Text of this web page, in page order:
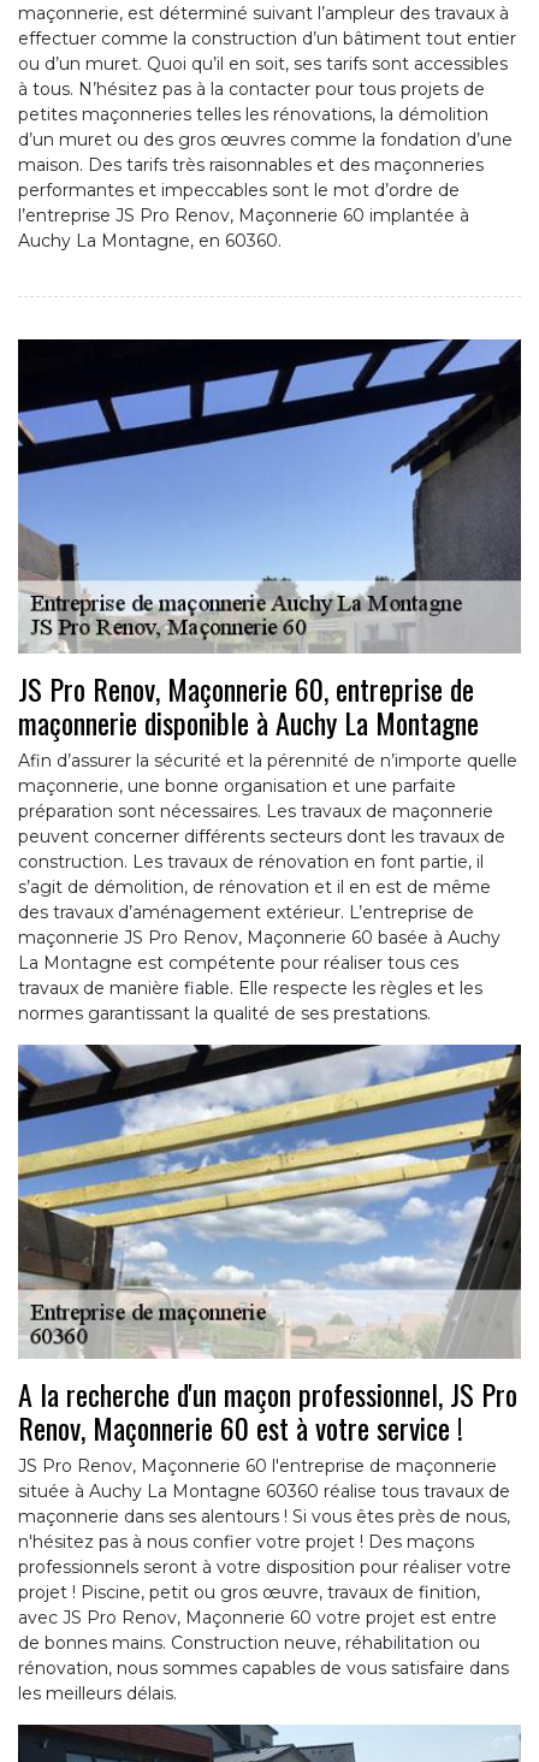
maçonnerie, est déterminé suivant l’ampleur des travaux à
effectuer comme la construction d’un bâtiment tout entier
ou d’un muret. Quoi qu’il en soit, ses tarifs sont accessibles
à tous. N’hésitez pas à la contacter pour tous projets de
petites maçonneries telles les rénovations, la démolition
d’un muret ou des gros œuvres comme la fondation d’une
maison. Des tarifs très raisonnables et des maçonneries
performantes et impeccables sont le mot d’ordre de
l’entreprise JS Pro Renov, Maçonnerie 60 implantée à
Auchy La Montagne, en 60360.
JS Pro Renov, Maçonnerie 60, entreprise de
maçonnerie disponible à Auchy La Montagne
Afin d’assurer la sécurité et la pérennité de n’importe quelle
maçonnerie, une bonne organisation et une parfaite
préparation sont nécessaires. Les travaux de maçonnerie
peuvent concerner différents secteurs dont les travaux de
construction. Les travaux de rénovation en font partie, il
s’agit de démolition, de rénovation et il en est de même
des travaux d’aménagement extérieur. L’entreprise de
maçonnerie JS Pro Renov, Maçonnerie 60 basée à Auchy
La Montagne est compétente pour réaliser tous ces
travaux de manière fiable. Elle respecte les règles et les
normes garantissant la qualité de ses prestations.
A la recherche d'un maçon professionnel, JS Pro
Renov, Maçonnerie 60 est à votre service !
JS Pro Renov, Maçonnerie 60 l'entreprise de maçonnerie
située à Auchy La Montagne 60360 réalise tous travaux de
maçonnerie dans ses alentours ! Si vous êtes près de nous,
n'hésitez pas à nous confier votre projet ! Des maçons
professionnels seront à votre disposition pour réaliser votre
projet ! Piscine, petit ou gros œuvre, travaux de finition,
avec JS Pro Renov, Maçonnerie 60 votre projet est entre
de bonnes mains. Construction neuve, réhabilitation ou
rénovation, nous sommes capables de vous satisfaire dans
les meilleurs délais.